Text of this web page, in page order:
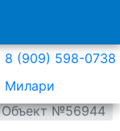
8 (909) 598-0738
Милари
Объект №56944